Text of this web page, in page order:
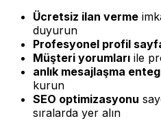
Ücretsiz ilan verme
duyurun
Profesyonel profil
Müşteri yorumları ile
anlık mesajlaşma
kurun
SEO optimizasyonu
sıralarda yer alın